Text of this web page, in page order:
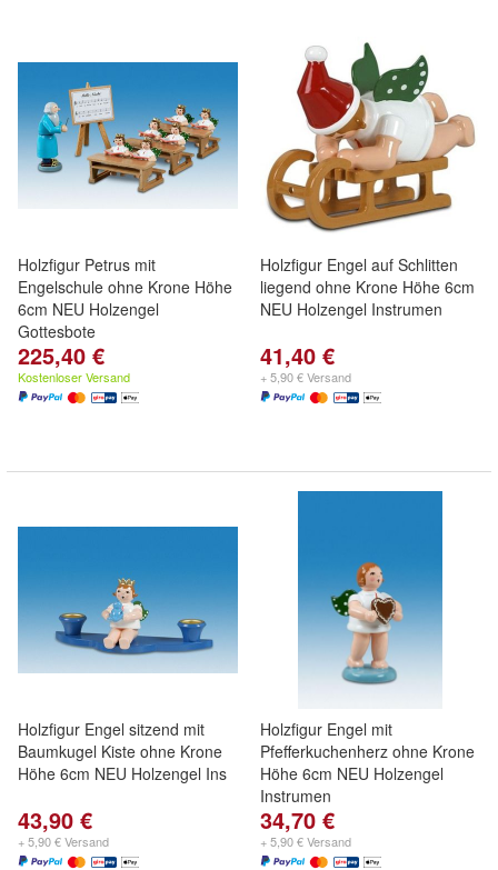
Holzfigur Petrus mit
Engelschule ohne Krone Höhe
6cm NEU Holzengel
Gottesbote
225,40 €
Kostenloser Versand
Holzfigur Engel auf Schlitten
liegend ohne Krone Höhe 6cm
NEU Holzengel Instrumen
41,40 €
+ 5,90 € Versand
Holzfigur Engel sitzend mit
Baumkugel Kiste ohne Krone
Höhe 6cm NEU Holzengel Ins
43,90 €
+ 5,90 € Versand
Holzfigur Engel mit
Pfefferkuchenherz ohne Krone
Höhe 6cm NEU Holzengel
Instrumen
34,70 €
+ 5,90 € Versand